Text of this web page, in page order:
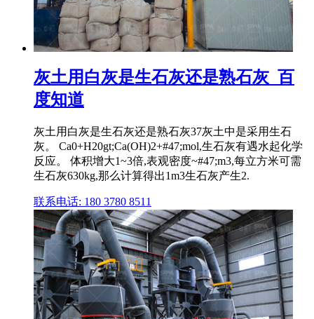
灰土用白灰是生石灰还是熟石灰_百
度知道
灰土用白灰是生石灰还是熟石灰37灰土中是采用生石
灰。 Ca0+H20gt;Ca(OH)2+#47;mol,生石灰有遇水起化学
反应。 体积增大1~3倍,表观密度~#47;m3,每立方米可需
生石灰630kg,那么计算得出1m3生石灰产生2.
联系电话: 180 3780 8511